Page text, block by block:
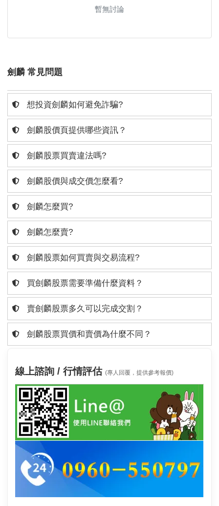
暫無討論
劍麟 常見問題
想投資劍麟如何避免詐騙?
劍麟股價頁提供哪些資訊？
劍麟股票買賣違法嗎?
劍麟股價與成交價怎麼看?
劍麟怎麼買?
劍麟怎麼賣?
劍麟股票如何買賣與交易流程?
買劍麟股票需要準備什麼資料？
賣劍麟股票多久可以完成交割？
劍麟股票買價和賣價為什麼不同？
線上諮詢 / 行情評估 (專人回覆，提供參考報價)